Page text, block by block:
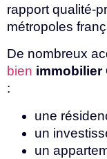
rapport qualité-
métropoles
De nombreux
bien immobilier
:
une
un
un